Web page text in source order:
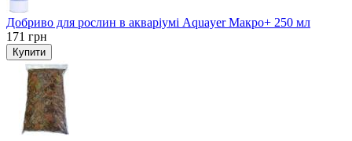
Добриво для рослин в акваріумі Aquayer Макро+ 250 мл
171 грн
Купити